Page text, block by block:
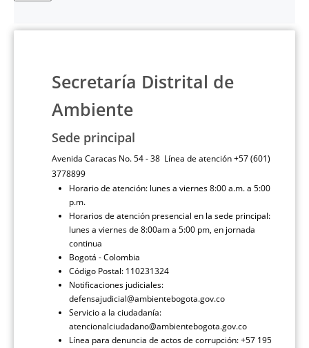
Secretaría Distrital de
Ambiente
Sede principal
Avenida Caracas No. 54 - 38 Línea de atención +57 (601)
3778899
Horario de atención: lunes a viernes 8:00 a.m. a 5:00
p.m.
Horarios de atención presencial en la sede principal:
lunes a viernes de 8:00am a 5:00 pm, en jornada
continua
Bogotá - Colombia
Código Postal: 110231324
Notificaciones judiciales:
defensajudicial@ambientebogota.gov.co
Servicio a la ciudadanía:
atencionalciudadano@ambientebogota.gov.co
Línea para denuncia de actos de corrupción: +57 195